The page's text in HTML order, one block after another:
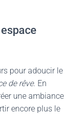
pour adoucir le
de rêve. En
une ambiance
encore plus le